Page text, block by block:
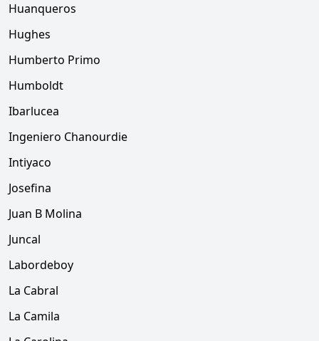
Huanqueros
Hughes
Humberto Primo
Humboldt
Ibarlucea
Ingeniero Chanourdie
Intiyaco
Josefina
Juan B Molina
Juncal
Labordeboy
La Cabral
La Camila